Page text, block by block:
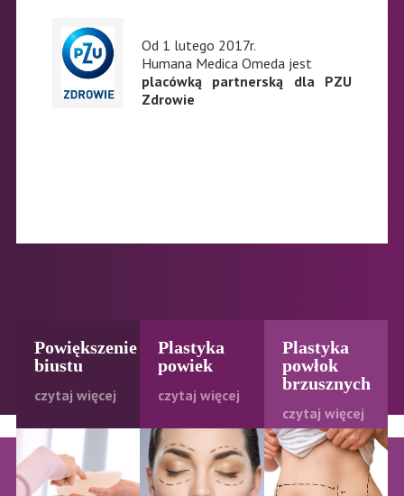
Od 1 lutego 2017r.
Humana Medica Omeda jest
placówką partnerską dla PZU
Zdrowie
Powiększenie
biustu
czytaj więcej
Plastyka
powiek
czytaj więcej
Plastyka
powłok
brzusznych
czytaj więcej